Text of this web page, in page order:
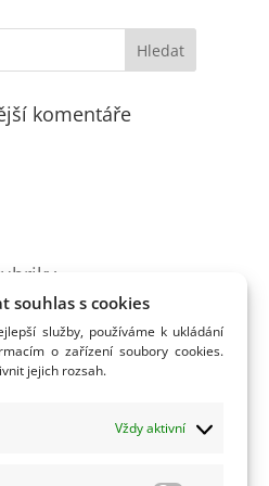
souhlas s cookies
služby, používáme k ukládání
o zařízení soubory cookies.
jejich rozsah.
Vždy aktivní
komentáře